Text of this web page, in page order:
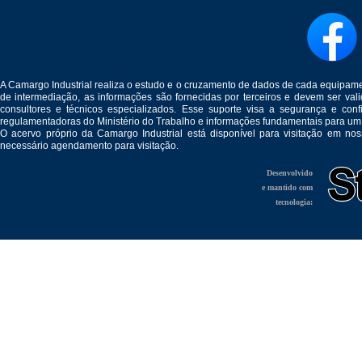
A Camargo Industrial realiza o estudo e o cruzamento de dados de cada
de intermediação, as informações são fornecidas por terceiros e devem ser
consultores e técnicos especializados. Esse suporte visa a segurança e
regulamentadoras do Ministério do Trabalho e informações fundamentais para
O acervo próprio da Camargo Industrial está disponível para visitação em
necessário agendamento para visitação.
Desenvolvido
e mantido com
tecnologia: